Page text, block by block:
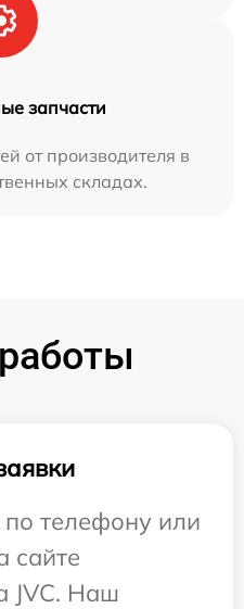
запчасти
от производителя в
складах.
телефону или
сайте
JVC. Наш